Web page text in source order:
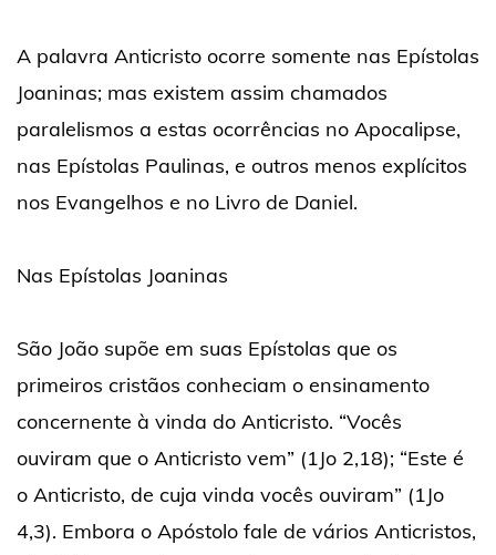
A palavra Anticristo ocorre somente nas Epístolas
Joaninas; mas existem assim chamados
paralelismos a estas ocorrências no Apocalipse,
nas Epístolas Paulinas, e outros menos explícitos
nos Evangelhos e no Livro de Daniel.
Nas Epístolas Joaninas
São João supõe em suas Epístolas que os
primeiros cristãos conheciam o ensinamento
concernente à vinda do Anticristo. “Vocês
ouviram que o Anticristo vem” (1Jo 2,18); “Este é
o Anticristo, de cuja vinda vocês ouviram” (1Jo
4,3). Embora o Apóstolo fale de vários Anticristos,